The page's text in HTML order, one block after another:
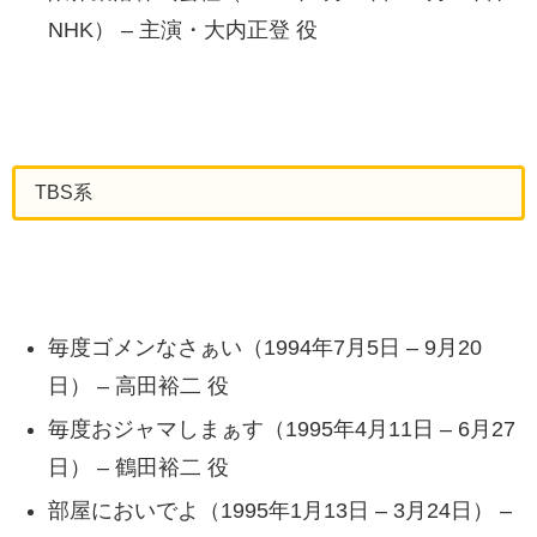
NHK） – 主演・大内正登 役
TBS系
毎度ゴメンなさぁい（1994年7月5日 – 9月20
日） – 高田裕二 役
毎度おジャマしまぁす（1995年4月11日 – 6月27
日） – 鶴田裕二 役
部屋においでよ（1995年1月13日 – 3月24日） –